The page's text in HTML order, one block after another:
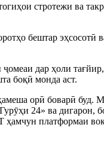
стротежи ва
бештар эҳсосотӣ
дар ҳоли
боқӣ монда аст.
орӣ боварӣ буд.
24» ва дигарон,
платформаи